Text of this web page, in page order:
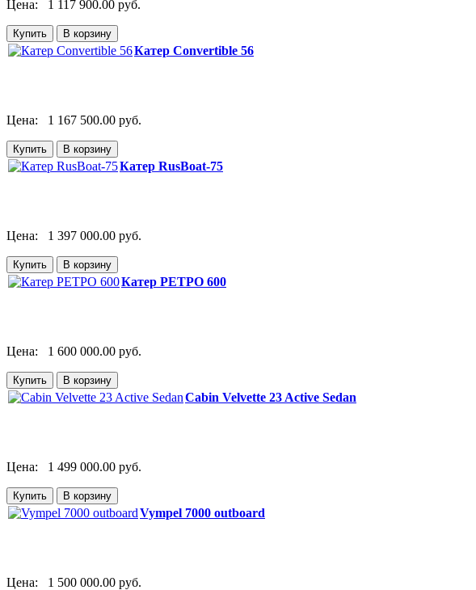
Цена: 1 117 900.00 руб.
Катер Convertible 56
Цена: 1 167 500.00 руб.
Катер RusBoat-75
Цена: 1 397 000.00 руб.
Катер РЕТРО 600
Цена: 1 600 000.00 руб.
Cabin Velvette 23 Active Sedan
Цена: 1 499 000.00 руб.
Vympel 7000 outboard
Цена: 1 500 000.00 руб.